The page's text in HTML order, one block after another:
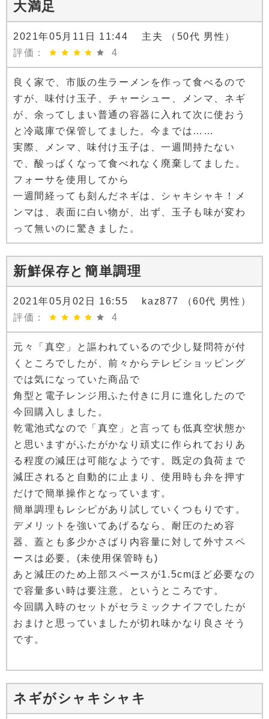
大満足
2021年05月11日 11:44 主夫 （50代 男性）
評価：
4
良く家で、市販の生ラーメンを作って食べるので
すが、味付け玉子、チャーシュー、メンマ、ネギ
が、余ってしまい普通の容器に入れて次に使おう
と冷蔵庫で保管してました。今までは……
実際、メンマ、味付け玉子は、一週間持たない
で、酸っぱくなって食べれなく廃棄してました。
フォーサを使用してから
一週間経っても刻んだネギは、シャキシャキ！メ
ンマは、表面に白い物が、出ず、玉子も味が変わ
って無いのに驚きました。
新鮮保存と簡単調理
2021年05月02日 16:55 kaz877 （60代 男性）
評価：
4
元々「真空」と謳われているので少し疑問符が付
くところでしたが、前々からテレビショッピング
では気になっていた商品で
角型と電子レンジ用ふた付きに月に進化したので
今回購入しました。
乾電池式なので「真空」と言っても低真空状態か
と思いますがふたがかなり頑丈に作られておりあ
る程度の減圧は可能なようです。既定の負荷まで
減圧されると自動的に止まり、使用時も弁を押す
だけで簡単操作となっています。
簡単調理もレシピがあり試していくつもりです。
デメリットを強いてあげるなら、耐圧のため容
器、蓋とも多少かさばり内容量に対して外寸スペ
ースは必要。(未使用保管時も)
あと減圧のため上部スペースが1.5cmほど必要なの
で容量多い時は要注意。というところです。
今回購入時のセットがセラミックナイフでしたが
おまけと思っていましたが切れ味かなり良さそう
です。
ネギがシャキシャキ